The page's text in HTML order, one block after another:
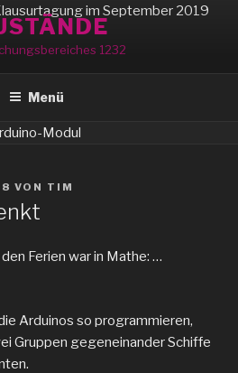
1232
Menü
VON TIM
Ferien war in Mathe: …
Arduinos so programmieren,
Gruppen gegeneinander Schiffe